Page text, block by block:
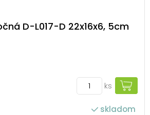
D-L017-D 22x16x6, 5cm
ks
skladom